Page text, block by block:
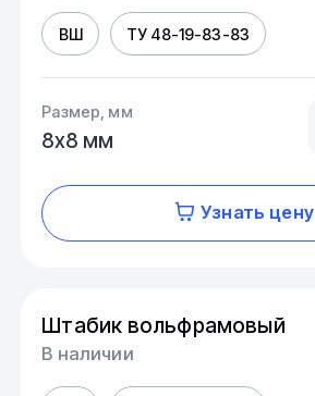
ВШ ТУ 48-19-83-83
Размер, мм
8х8 мм
Узнать цену
Штабик вольфрамовый
В наличии